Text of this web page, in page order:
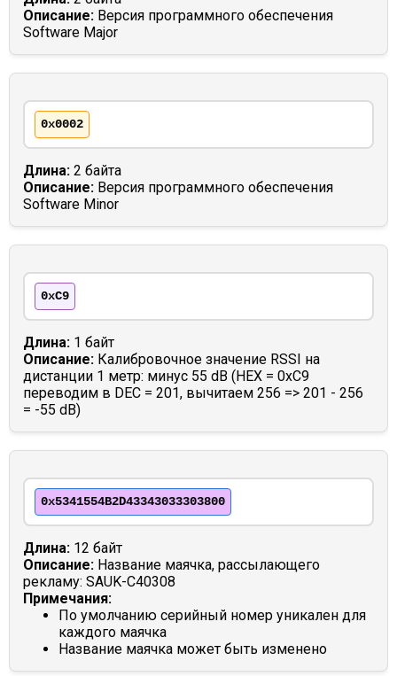
Описание: Версия программного обеспечения
Software Major
0x0002
Длина: 2 байта
Описание: Версия программного обеспечения
Software Minor
0xC9
Длина: 1 байт
Описание: Калибровочное значение RSSI на
дистанции 1 метр: минус 55 dB (HEX = 0xC9
переводим в DEC = 201, вычитаем 256 => 201 - 256
= -55 dB)
0x5341554B2D43343033303800
Длина: 12 байт
Описание: Название маячка, рассылающего
рекламу: SAUK-C40308
Примечания:
По умолчанию серийный номер уникален для
каждого маячка
Название маячка может быть изменено